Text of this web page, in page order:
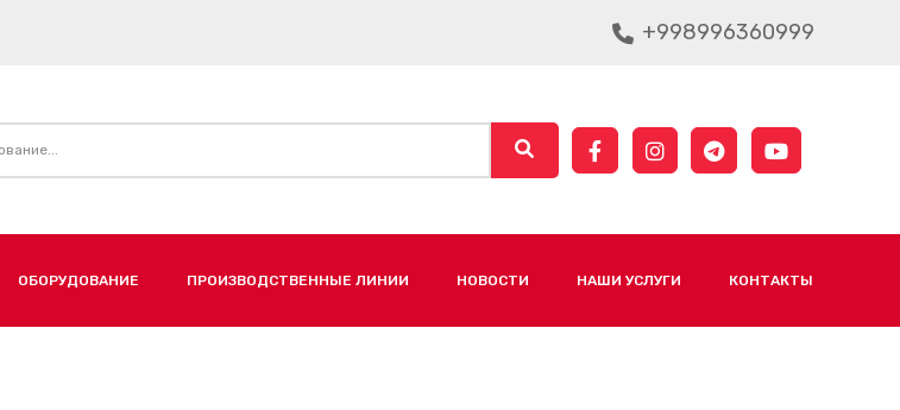
+998996360999
ОБОРУДОВАНИЕ ПРОИЗВОДСТВЕННЫЕ ЛИНИИ НОВОСТИ НАШИ УСЛУГИ КОНТАКТЫ